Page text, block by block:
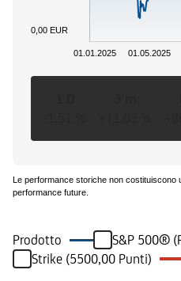
01.01.2025 01.05.2025
0,00 EUR
Le performance storiche non costituiscono
performance future.
Prodotto
S&P 500®
Strike (5500,00 Punti)